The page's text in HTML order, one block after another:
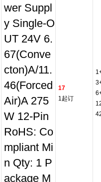
wer Suppl
y Single-O
UT 24V 6.
67(Conve
cton)A/11.
46(Forced
Air)A 275
W 12-Pin
RoHS: Co
mpliant Mi
n Qty: 1 P
ackage M
17
1起订